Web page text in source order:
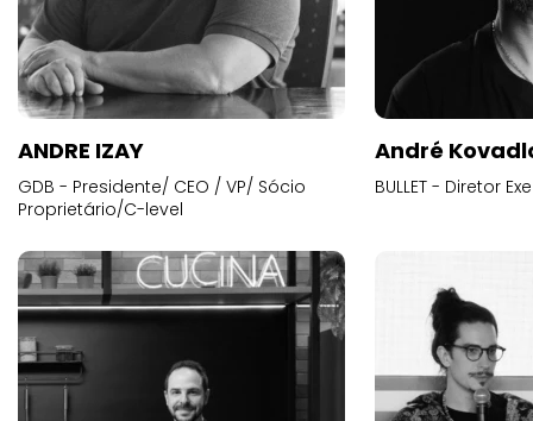
ANDRE IZAY
GDB - Presidente/ CEO / VP/ Sócio
Proprietário/C-level
André
BULLET - Diretor